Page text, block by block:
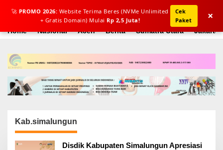
🚀 PROMO 2026: Website Terima Beres (NVMe Unlimited
+ Gratis Domain) Mulai Rp 2,5 Juta!
Cek
Paket
×
a Home Nasional Aceh Berita Sumatra Utara Jakarta
Kab.simalungun
Disdik Kabupaten Simalungun Apresiasi